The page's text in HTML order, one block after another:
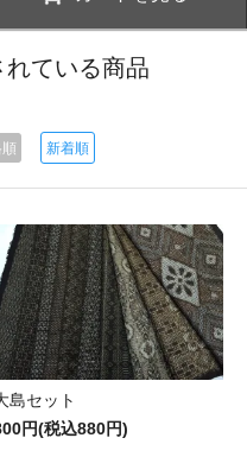
れている商品
新着順
島セット
円(税込880円)